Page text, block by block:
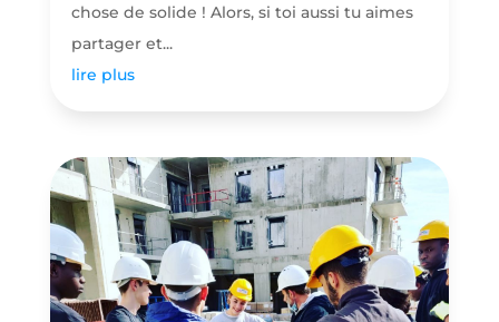
chose de solide ! Alors, si toi aussi tu aimes
partager et...
lire plus